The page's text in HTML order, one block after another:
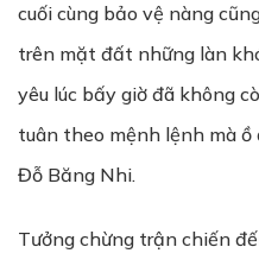
cuối cùng bảo vệ nàng
trên mặt đất những làn
yêu lúc bấy giờ đã không
tuân theo mệnh lệnh mà
Đỗ Băng Nhi.
Tưởng chừng trận chiến